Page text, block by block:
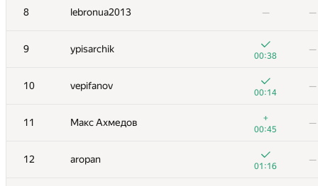
8 lebronua2013 — —
9 ypisarchik
00:38
—
10 vepifanov
00:14
—
11 Макс Ахмедов
+
00:45
—
12 aropan
01:16
—